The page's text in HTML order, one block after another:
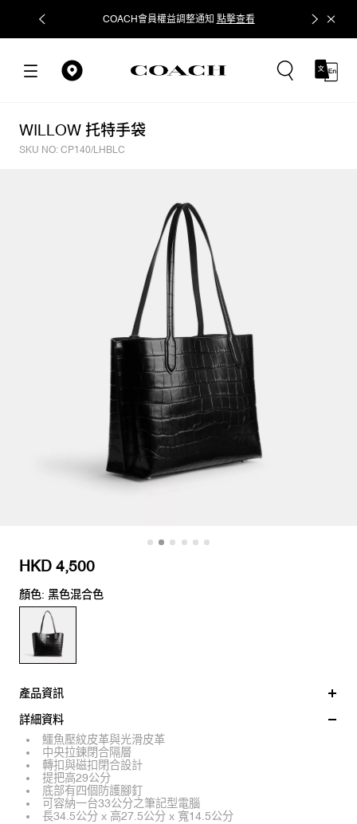
COACH會員權益調整通知 點擊查看 立即追蹤
WILLOW 托特手袋
SKU NO: CP140/LHBLC
HKD 4,500
顏色: 黑色混合色
產品資訊
詳細資料
鱷魚壓紋皮革與光滑皮革
中央拉鍊閉合隔層
轉扣與磁扣閉合設計
提把高29公分
底部有四個防護腳釘
可容納一台33公分之筆記型電腦
長34.5公分 x 高27.5公分 x 寬14.5公分